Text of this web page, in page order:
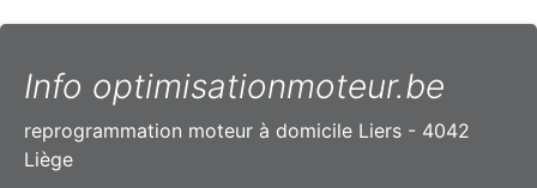
Info optimisationmoteur.be
reprogrammation moteur à domicile Liers - 4042
Liège